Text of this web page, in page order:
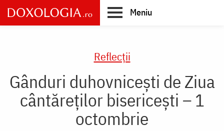
Skip
to
main
Meniu
Reflecții
Gânduri duhovnicești de Ziua
cântăreților bisericești – 1
octombrie